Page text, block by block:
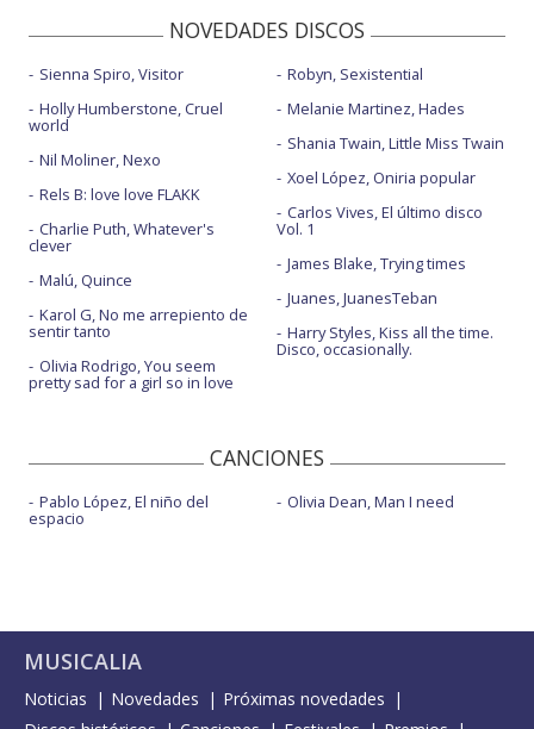
NOVEDADES DISCOS
Sienna Spiro, Visitor
Holly Humberstone, Cruel
world
Nil Moliner, Nexo
Rels B: love love FLAKK
Charlie Puth, Whatever's
clever
Malú, Quince
Karol G, No me arrepiento de
sentir tanto
Olivia Rodrigo, You seem
pretty sad for a girl so in love
Robyn, Sexistential
Melanie Martinez, Hades
Shania Twain, Little Miss Twain
Xoel López, Oniria popular
Carlos Vives, El último disco
Vol. 1
James Blake, Trying times
Juanes, JuanesTeban
Harry Styles, Kiss all the time.
Disco, occasionally.
CANCIONES
Pablo López, El niño del
espacio
Olivia Dean, Man I need
MUSICALIA
Noticias Novedades
Próximas novedades